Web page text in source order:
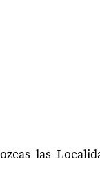
las